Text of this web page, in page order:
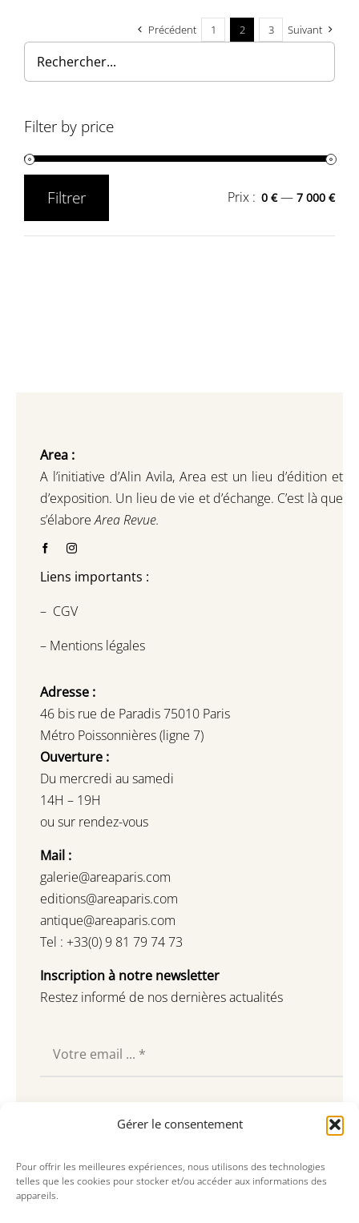
Gérer le consentement
Pour offrir les meilleures expériences, nous utilisons des technologies
telles que les cookies pour stocker et/ou accéder aux informations des
appareils.
Précédent 1 2 3 Suivant
Filter by price
Filtrer Prix : 0 €—7 000 €
Area :
A l’initiative d’Alin Avila, Area est un lieu d’édition et
d’exposition. Un lieu de vie et d’échange. C’est là que
s’élaboreArea Revue.
Liens importants :
– CGV
– Mentions légales
Adresse :
46 bis rue de Paradis 75010 Paris
Métro Poissonnières (ligne 7)
Ouverture :
Du mercredi au samedi
14H – 19H
ou sur rendez-vous
Mail :
galerie@areaparis.com
editions@areaparis.com
antique@areaparis.com
Tel : +33(0) 9 81 79 74 73
Inscription à notre newsletter
Restez informé de nos dernières actualités
Souscrire